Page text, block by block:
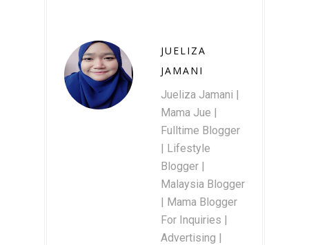
JUELIZA
JAMANI
Jueliza Jamani |
Mama Jue |
Fulltime Blogger
| Lifestyle
Blogger |
Malaysia Blogger
| Mama Blogger
For Inquiries |
Advertising |